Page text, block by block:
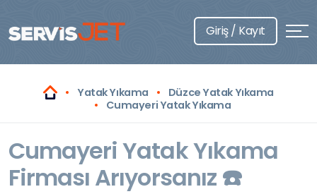
Giriş / Kayıt
Yatak Yıkama
Düzce Yatak Yıkama
Cumayeri Yatak Yıkama
Cumayeri Yatak Yıkama
Firması Arıyorsanız ☎️